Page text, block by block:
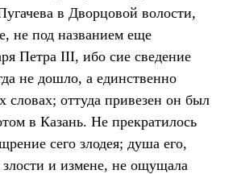
в Дворцовой волости,
не под названием еще
Петра III, ибо сие сведение
не дошло, а единственно
словах; оттуда привезен он был
в Казань. Не прекратилось
сего злодея; душа его,
и измене, не ощущала